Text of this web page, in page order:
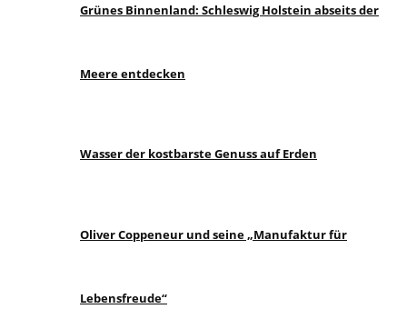
Grünes Binnenland: Schleswig Holstein abseits der
Meere entdecken
Wasser der kostbarste Genuss auf Erden
Oliver Coppeneur und seine „Manufaktur für
Lebensfreude“